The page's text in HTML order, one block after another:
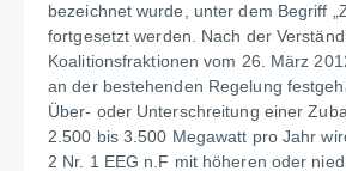
bezeichnet wurde, unter dem Begriff
fortgesetzt werden. Nach der
Koalitionsfraktionen vom 26. März
an der bestehenden Regelung
Über- oder Unterschreitung einer
2.500 bis 3.500 Megawatt pro Jahr
2 Nr. 1 EEG n.F mit höheren oder